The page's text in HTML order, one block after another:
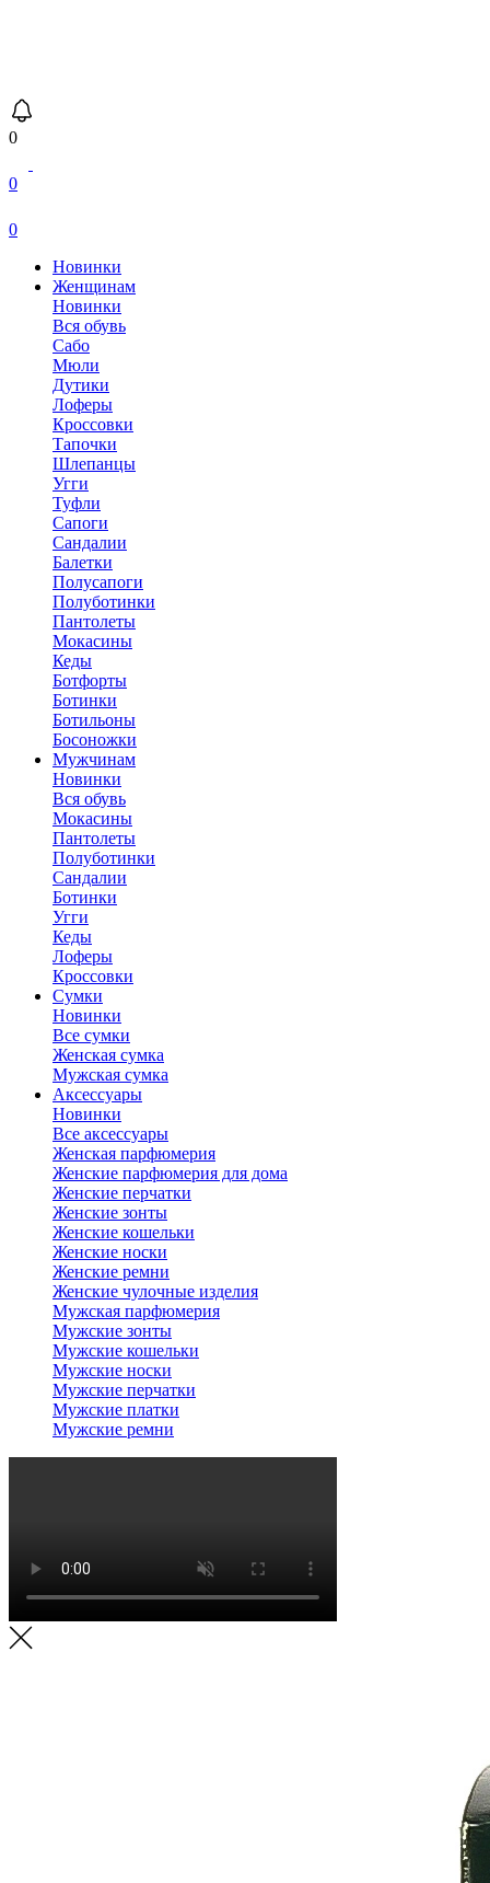
0
0
0
Новинки
Женщинам
Новинки
Вся обувь
Сабо
Мюли
Дутики
Лоферы
Кроссовки
Тапочки
Шлепанцы
Угги
Туфли
Сапоги
Сандалии
Балетки
Полусапоги
Полуботинки
Пантолеты
Мокасины
Кеды
Ботфорты
Ботинки
Ботильоны
Босоножки
Мужчинам
Новинки
Вся обувь
Мокасины
Пантолеты
Полуботинки
Сандалии
Ботинки
Угги
Кеды
Лоферы
Кроссовки
Сумки
Новинки
Все сумки
Женская сумка
Мужская сумка
Аксессуары
Новинки
Все аксессуары
Женская парфюмерия
Женские парфюмерия для дома
Женские перчатки
Женские зонты
Женские кошельки
Женские носки
Женские ремни
Женские чулочные изделия
Мужская парфюмерия
Мужские зонты
Мужские кошельки
Мужские носки
Мужские перчатки
Мужские платки
Мужские ремни